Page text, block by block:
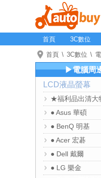
首頁 3C數位
首頁 3C數位
▶電腦周
LCD液晶螢幕
★福利品出清大
● Asus 華碩
● BenQ 明基
● Acer 宏碁
● Dell 戴爾
● LG 樂金